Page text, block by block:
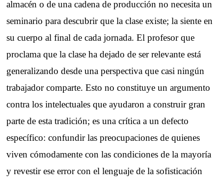
almacén o de una cadena de producción no necesita un
seminario para descubrir que la clase existe; la siente en
su cuerpo al final de cada jornada. El profesor que
proclama que la clase ha dejado de ser relevante está
generalizando desde una perspectiva que casi ningún
trabajador comparte. Esto no constituye un argumento
contra los intelectuales que ayudaron a construir gran
parte de esta tradición; es una crítica a un defecto
específico: confundir las preocupaciones de quienes
viven cómodamente con las condiciones de la mayoría
y revestir ese error con el lenguaje de la sofisticación